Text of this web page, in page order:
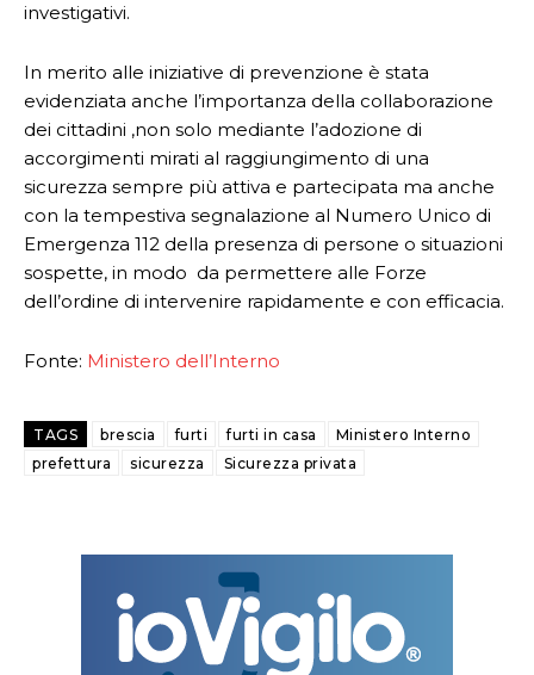
investigativi.
In merito alle iniziative di prevenzione è stata
evidenziata anche l’importanza della collaborazione
dei cittadini ,non solo mediante l’adozione di
accorgimenti mirati al raggiungimento di una
sicurezza sempre più attiva e partecipata ma anche
con la tempestiva segnalazione al Numero Unico di
Emergenza 112 della presenza di persone o situazioni
sospette, in modo da permettere alle Forze
dell’ordine di intervenire rapidamente e con efficacia.
Fonte: Ministero dell’Interno
TAGS brescia furti furti in casa
Ministero Interno
prefettura
sicurezza Sicurezza privata